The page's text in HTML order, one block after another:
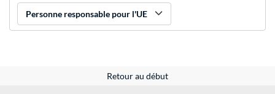
Personne responsable pour l'UE
Retour au début